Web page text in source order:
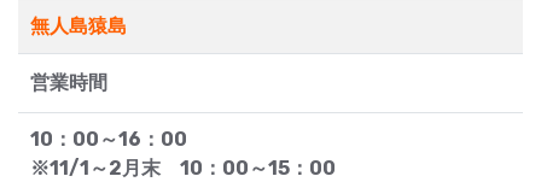
無人島猿島
営業時間
10：00～16：00
※11/1～2月末 10：00～15：00